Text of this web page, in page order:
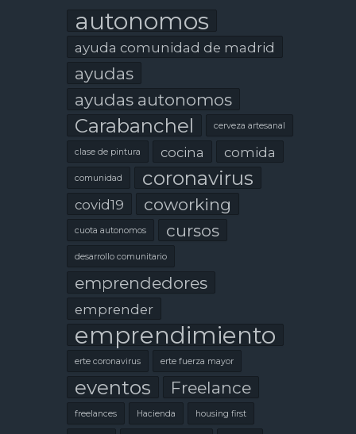
autonomos
ayuda comunidad de madrid
ayudas
ayudas autonomos
Carabanchel cerveza artesanal
clase de pintura cocina comida
comunidad coronavirus
covid19 coworking
cuota autonomos cursos
desarrollo comunitario
emprendedores
emprender
emprendimiento
erte coronavirus erte fuerza mayor
eventos Freelance
freelances Hacienda housing first